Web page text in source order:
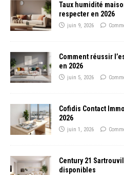
Taux humidité
respecter en 2026
juin 9, 2026
Comment réussir
en 2026
juin 5, 2026
Cofidis Contact
2026
juin 1, 2026
Century 21
disponibles